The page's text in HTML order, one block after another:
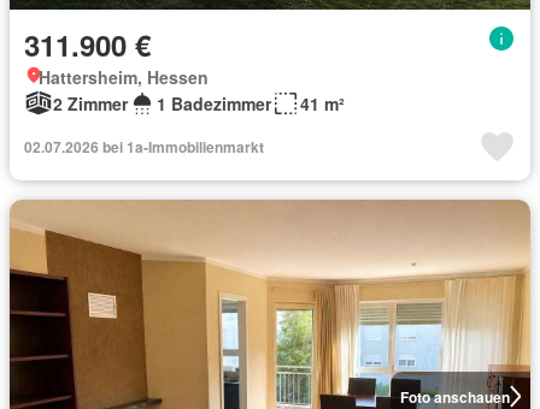
311.900 €
Hattersheim, Hessen
2 Zimmer
1 Badezimmer 41 m²
02.07.2026 bei 1a-Immobilienmarkt
Foto anschauen